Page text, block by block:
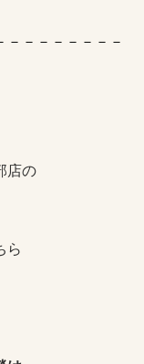
－－－－－－－－
店の
ら